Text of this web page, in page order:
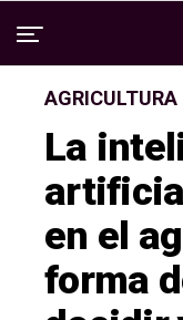
AGRICULTURA
La
en el
forma